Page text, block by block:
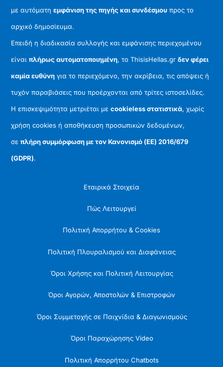
με αυτόματηεμφάνιση της πηγής και συνδέσμου προς το
αρχικό δημοσίευμα.
Επειδή η διαδικασία συλλογής και εμφάνισης περιεχομένου
είναιπλήρως αυτοματοποιημένη, το ThisisHellas.grδεν φέρει
καμία ευθύνη για το περιεχόμενο, την ακρίβεια, τις απόψεις ή
τυχόν παραβιάσεις που προέρχονται από τρίτες ιστοσελίδες.
Η επισκεψιμότητα μετριέται μεcookieless στατιστικά, χωρίς
χρήση cookies ή αποθήκευση προσωπικών δεδομένων,
σεπλήρη συμμόρφωση με τον Κανονισμό (ΕΕ) 2016/679
(GDPR).
Εταιρικά Στοιχεία
Πώς Λειτουργεί
Πολιτική Απορρήτου & Cookies
Πολιτική Πλουραλισμού και Διαφάνειας
Όροι Χρήσης και Πολιτική Λειτουργίας
Όροι Αγορών, Αποστολών & Επιστροφών
Όροι Συμμετοχής σε Παιχνίδια & Διαγωνισμούς
Όροι Παραχώρησης Video
Πολιτική Απορρήτου Chatbots